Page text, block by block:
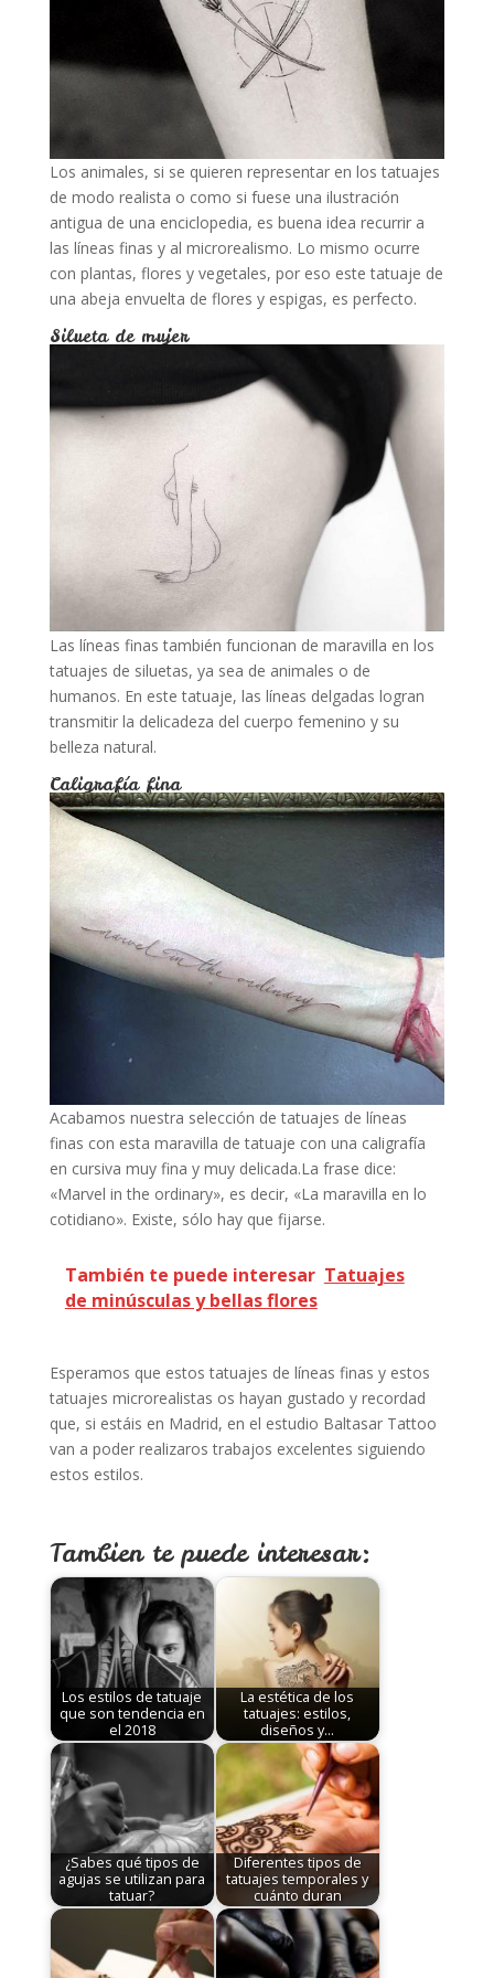
Los animales, si se quieren representar en los tatuajes
de modo realista o como si fuese una ilustración
antigua de una enciclopedia, es buena idea recurrir a
las líneas finas y al microrealismo. Lo mismo ocurre
con plantas, flores y vegetales, por eso este tatuaje de
una abeja envuelta de flores y espigas, es perfecto.
Silueta de mujer
Las líneas finas también funcionan de maravilla en los
tatuajes de siluetas, ya sea de animales o de
humanos. En este tatuaje, las líneas delgadas logran
transmitir la delicadeza del cuerpo femenino y su
belleza natural.
Caligrafía fina
Acabamos nuestra selección de tatuajes de líneas
finas con esta maravilla de tatuaje con una caligrafía
en cursiva muy fina y muy delicada.La frase dice:
«Marvel in the ordinary», es decir, «La maravilla en lo
cotidiano». Existe, sólo hay que fijarse.
También te puede interesar Tatuajes
de minúsculas y bellas flores
Esperamos que estos tatuajes de líneas finas y estos
tatuajes microrealistas os hayan gustado y recordad
que, si estáis en Madrid, en el estudio Baltasar Tattoo
van a poder realizaros trabajos excelentes siguiendo
estos estilos.
Tambien te puede interesar:
Los estilos de tatuaje
que son tendencia en
el 2018
La estética de los
tatuajes: estilos,
diseños y…
¿Sabes qué tipos de
agujas se utilizan para
tatuar?
Diferentes tipos de
tatuajes temporales y
cuánto duran